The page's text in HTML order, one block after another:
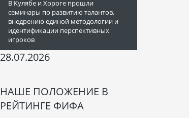
В Кулябе и Хороге прошли
семинары по развитию талантов,
внедрению единой методологии и
идентификации перспективных
игроков
28.07.2026
НАШЕ ПОЛОЖЕНИЕ В
РЕЙТИНГЕ ФИФА